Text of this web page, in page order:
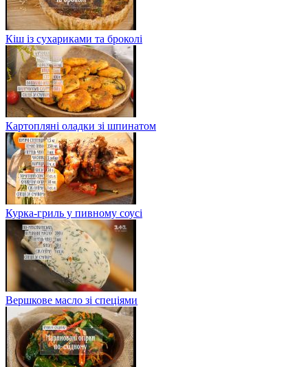
Кіш із сухариками та броколі
Картопляні оладки зі шпинатом
Курка-гриль у пивному соусі
Вершкове масло зі спеціями